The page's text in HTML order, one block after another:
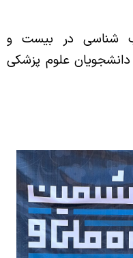
شناسی در بیست و
علوم پزشکی